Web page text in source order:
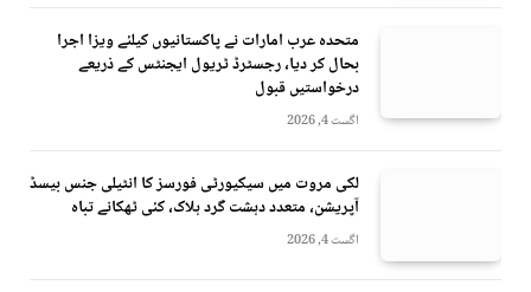
متحدہ عرب امارات نے پاکستانیوں کیلئے ویزا اجرا
بحال کر دیا، رجسٹرڈ ٹریول ایجنٹس کے ذریعے
درخواستیں قبول
اگست 4, 2026
لکی مروت میں سیکیورٹی فورسز کا انٹیلی جنس بیسڈ
آپریشن، متعدد دہشت گرد ہلاک، کئی ٹھکانے تباہ
اگست 4, 2026